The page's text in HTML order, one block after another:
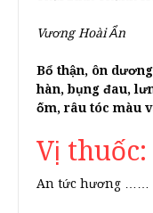
Vương Hoài Ẩn
Bổ thận, ôn
hàn, bụng đau,
ốm, râu tóc màu
Vị thuốc:
An tức hương ……